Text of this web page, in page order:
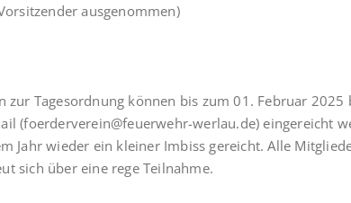
ausgenommen)
zur Tagesordnung können bis zum 01. Februar 2025
(foerderverein@feuerwehr-werlau.de) eingereicht
Jahr wieder ein kleiner Imbiss gereicht. Alle
sich über eine rege Teilnahme.